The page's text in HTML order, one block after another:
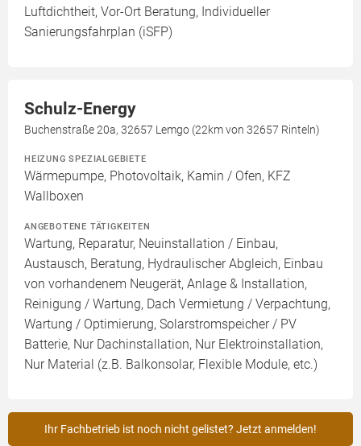
Luftdichtheit, Vor-Ort Beratung, Individueller
Sanierungsfahrplan (iSFP)
Schulz-Energy
Buchenstraße 20a, 32657 Lemgo (22km von 32657 Rinteln)
HEIZUNG SPEZIALGEBIETE
Wärmepumpe, Photovoltaik, Kamin / Ofen, KFZ
Wallboxen
ANGEBOTENE TÄTIGKEITEN
Wartung, Reparatur, Neuinstallation / Einbau,
Austausch, Beratung, Hydraulischer Abgleich, Einbau
von vorhandenem Neugerät, Anlage & Installation,
Reinigung / Wartung, Dach Vermietung / Verpachtung,
Wartung / Optimierung, Solarstromspeicher / PV
Batterie, Nur Dachinstallation, Nur Elektroinstallation,
Nur Material (z.B. Balkonsolar, Flexible Module, etc.)
Ihr Fachbetrieb ist noch nicht gelistet? Jetzt anmelden!